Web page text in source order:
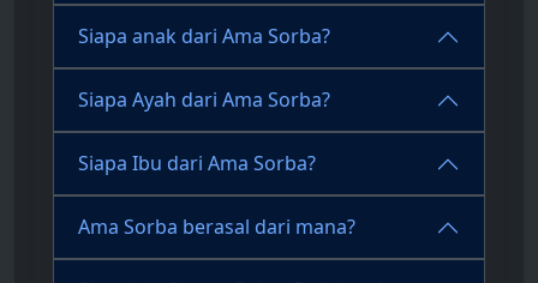
Siapa anak dari Ama Sorba?
Siapa Ayah dari Ama Sorba?
Siapa Ibu dari Ama Sorba?
Ama Sorba berasal dari mana?